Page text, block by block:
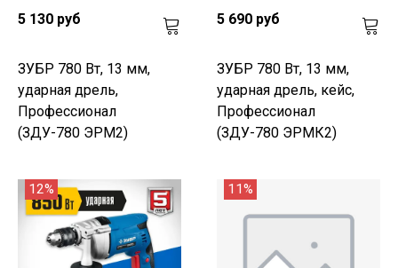
5 130 руб
ЗУБР 780 Вт, 13 мм,
ударная дрель,
Профессионал
(ЗДУ-780 ЭРМ2)
5 690 руб
ЗУБР 780 Вт, 13 мм,
ударная дрель, кейс,
Профессионал
(ЗДУ-780 ЭРМК2)
12% 11%